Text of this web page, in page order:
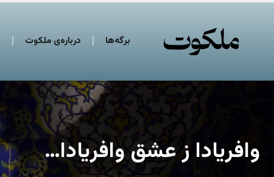
برگه‌ها درباره‌ی ملکوت
وافریادا ز عشق وافریادا…